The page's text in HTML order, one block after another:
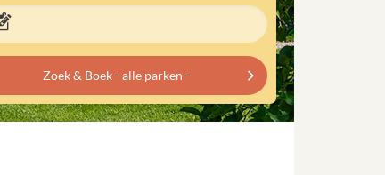
Zoek & Boek - alle parken -